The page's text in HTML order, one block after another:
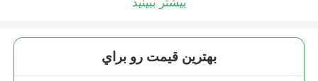
بهترين قيمت رو براي